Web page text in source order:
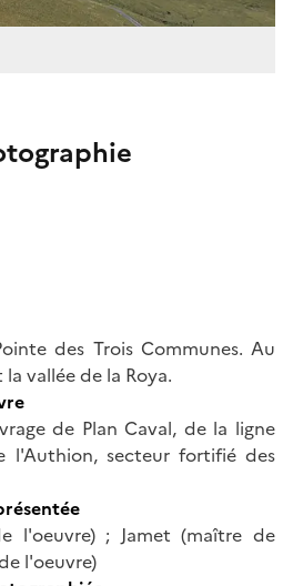
des Trois Communes. Au
vallée de la Roya.
de Plan Caval, de la ligne
l'Authion, secteur fortifié des
l'oeuvre) ; Jamet (maître de
l'oeuvre)